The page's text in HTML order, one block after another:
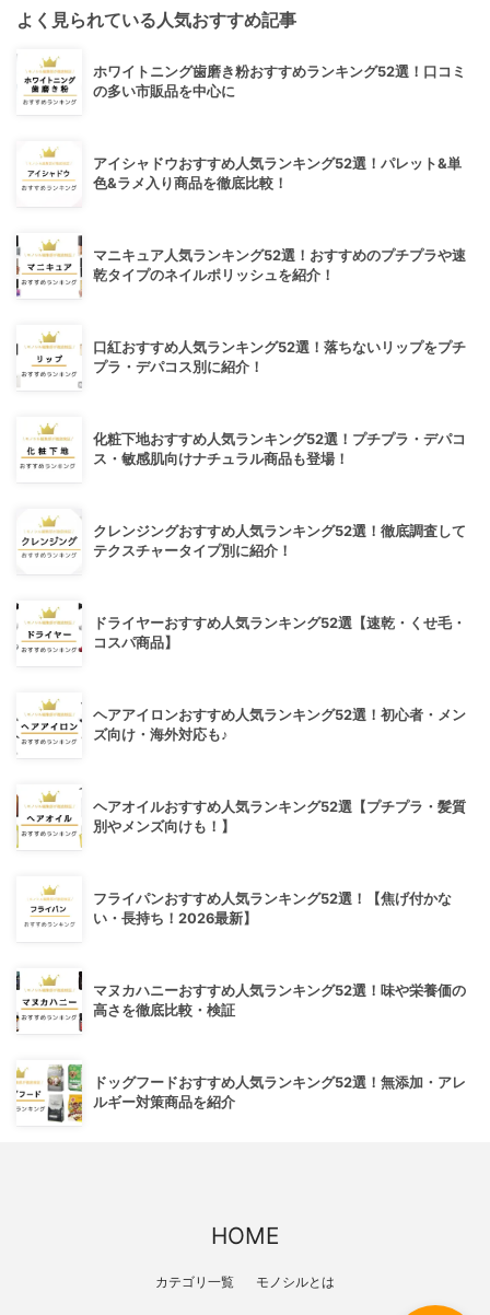
よく見られている人気おすすめ記事
ホワイトニング歯磨き粉おすすめランキング52選！口コミ
の多い市販品を中心に
アイシャドウおすすめ人気ランキング52選！パレット&単
色&ラメ入り商品を徹底比較！
マニキュア人気ランキング52選！おすすめのプチプラや速
乾タイプのネイルポリッシュを紹介！
口紅おすすめ人気ランキング52選！落ちないリップをプチ
プラ・デパコス別に紹介！
化粧下地おすすめ人気ランキング52選！プチプラ・デパコ
ス・敏感肌向けナチュラル商品も登場！
クレンジングおすすめ人気ランキング52選！徹底調査して
テクスチャータイプ別に紹介！
ドライヤーおすすめ人気ランキング52選【速乾・くせ毛・
コスパ商品】
ヘアアイロンおすすめ人気ランキング52選！初心者・メン
ズ向け・海外対応も♪
ヘアオイルおすすめ人気ランキング52選【プチプラ・髪質
別やメンズ向けも！】
フライパンおすすめ人気ランキング52選！【焦げ付かな
い・長持ち！2026最新】
マヌカハニーおすすめ人気ランキング52選！味や栄養価の
高さを徹底比較・検証
ドッグフードおすすめ人気ランキング52選！無添加・アレ
ルギー対策商品を紹介
HOME
カテゴリ一覧 モノシルとは